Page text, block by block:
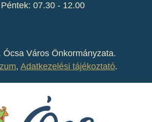
Péntek: 07.30 - 12.00
Ócsa Város Önkormányzata.
, Adatkezelési tájékoztató.